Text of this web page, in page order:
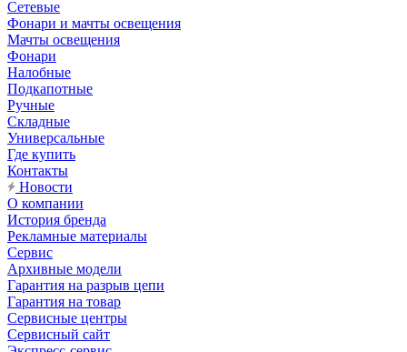
Сетевые
Фонари и мачты освещения
Мачты освещения
Фонари
Налобные
Подкапотные
Ручные
Складные
Универсальные
Где купить
Контакты
Новости
О компании
История бренда
Рекламные материалы
Сервис
Архивные модели
Гарантия на разрыв цепи
Гарантия на товар
Сервисные центры
Сервисный сайт